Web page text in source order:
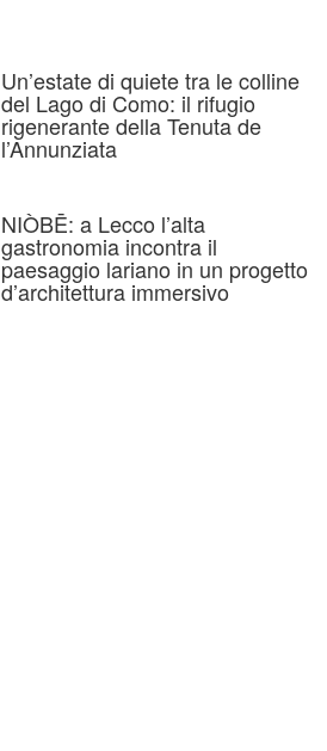
Un’estate di quiete tra le colline
del Lago di Como: il rifugio
rigenerante della Tenuta de
l’Annunziata
NIÒBĒ: a Lecco l’alta
gastronomia incontra il
paesaggio lariano in un progetto
d’architettura immersivo